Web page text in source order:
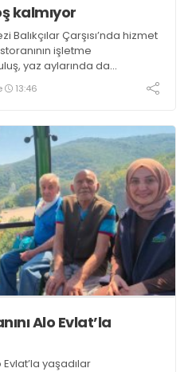
kalmıyor
Çarşısı’nda hizmet
işletme
yaz aylarında da
ifade ederek “Yıl
bulmak mümkün
13:46
Alo Evlat’la
yaşadılar